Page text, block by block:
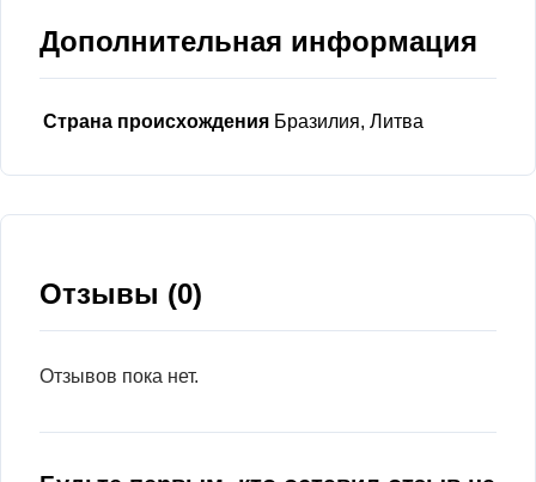
Дополнительная информация
Страна происхождения Бразилия, Литва
Отзывы (0)
Отзывов пока нет.